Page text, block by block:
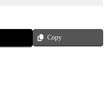
Copy